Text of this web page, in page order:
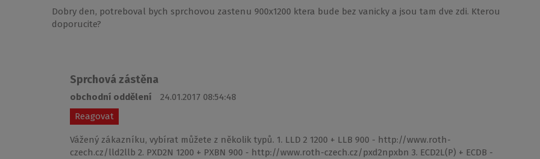
Dobry den, potreboval bych sprchovou zastenu 900x1200 ktera bude bez vanicky a jsou tam dve zdi. Kterou
doporucite?
Sprchová zástěna
obchodní oddělení
24.01.2017 08:54:48
Reagovat
Vážený zákazníku, vybírat můžete z několik typů. 1. LLD 2 1200 + LLB 900 - http://www.roth-
czech.cz/lld2llb 2. PXD2N 1200 + PXBN 900 - http://www.roth-czech.cz/pxd2npxbn 3. ECD2L(P) + ECDB -